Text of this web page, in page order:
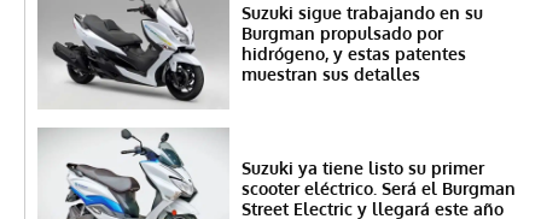
Suzuki sigue trabajando en su
Burgman propulsado por
hidrógeno, y estas patentes
muestran sus detalles
Suzuki ya tiene listo su primer
scooter eléctrico. Será el Burgman
Street Electric y llegará este año